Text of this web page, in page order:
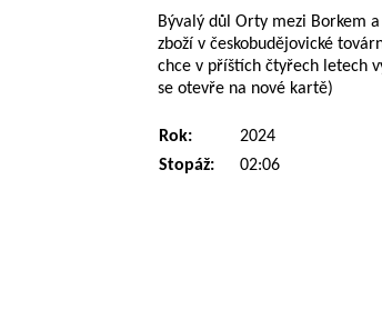
Bývalý důl Orty mezi Borkem
zboží v českobudějovické
chce v příštích čtyřech letech
se otevře na nové kartě)
Rok:
2024
Stopáž:
02:06